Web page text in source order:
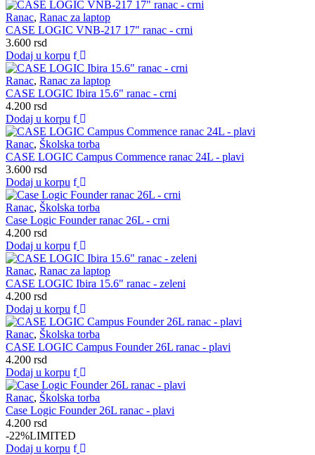
Ranac, Ranac za laptop
CASE LOGIC VNB-217 17" ranac - crni
3.600 rsd
Dodaj u korpu
Ranac, Ranac za laptop
CASE LOGIC Ibira 15.6" ranac - crni
4.200 rsd
Dodaj u korpu
Ranac, Školska torba
CASE LOGIC Campus Commence ranac 24L - plavi
3.600 rsd
Dodaj u korpu
Ranac, Školska torba
Case Logic Founder ranac 26L - crni
4.200 rsd
Dodaj u korpu
Ranac, Ranac za laptop
CASE LOGIC Ibira 15.6" ranac - zeleni
4.200 rsd
Dodaj u korpu
Ranac, Školska torba
CASE LOGIC Campus Founder 26L ranac - plavi
4.200 rsd
Dodaj u korpu
Ranac, Školska torba
Case Logic Founder 26L ranac - plavi
4.200 rsd
-22%LIMITED
Dodaj u korpu